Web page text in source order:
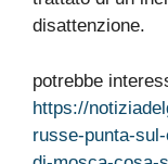
disattenzione.
potrebbe
https://
russe-punta-